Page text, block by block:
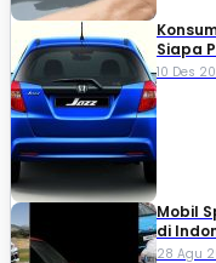
Siapa
10 Des
Mobil
di
28 Agu